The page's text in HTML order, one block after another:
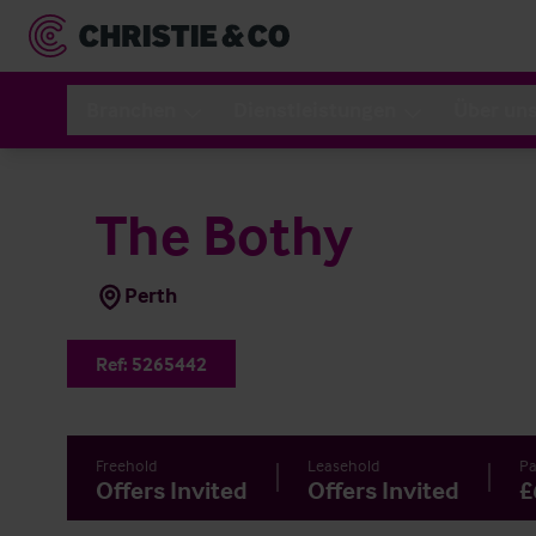
The Bothy
Perth
Ref: 5265442
Freehold
Offers Invited
Leasehold
Offers Invited